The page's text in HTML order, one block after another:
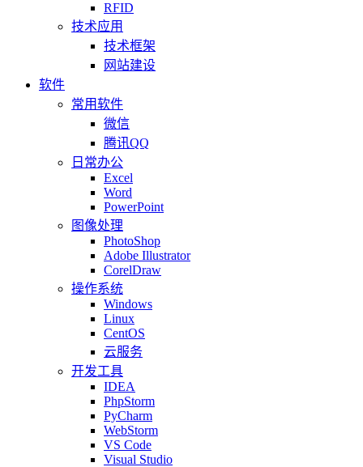
RFID
技术应用
技术框架
网站建设
软件
常用软件
微信
腾讯QQ
日常办公
Excel
Word
PowerPoint
图像处理
PhotoShop
Adobe Illustrator
CorelDraw
操作系统
Windows
Linux
CentOS
云服务
开发工具
IDEA
PhpStorm
PyCharm
WebStorm
VS Code
Visual Studio